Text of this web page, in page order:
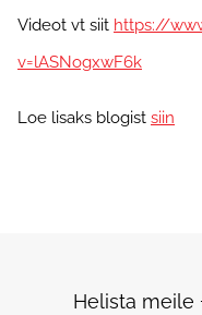
Videot vt siit https://
v=lASNogxwF6k
Loe lisaks blogist siin
Helista meile